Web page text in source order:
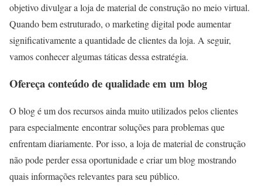
objetivo divulgar a loja de material de construção no meio virtual.
Quando bem estruturado, o marketing digital pode aumentar
significativamente a quantidade de clientes da loja. A seguir,
vamos conhecer algumas táticas dessa estratégia.
Ofereça conteúdo de qualidade em um blog
O blog é um dos recursos ainda muito utilizados pelos clientes
para especialmente encontrar soluções para problemas que
enfrentam diariamente. Por isso, a loja de material de construção
não pode perder essa oportunidade e criar um blog mostrando
quais informações relevantes para seu público.